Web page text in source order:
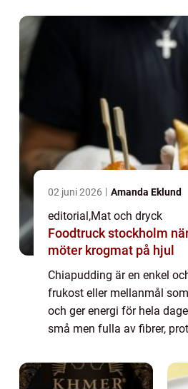
02 juni 2026 Amanda Eklund
editorial,Mat och dryck
Foodtruck stockholm när gatukök
möter krogmat på hjul
Chiapudding är en enkel
frukost eller mellanmål
och ger energi för hela
små men fulla av fibrer,